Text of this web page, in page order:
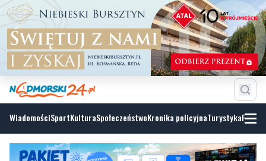
WiadomościSportKulturaSpołeczeństwoKronika policyjnaTurystyka